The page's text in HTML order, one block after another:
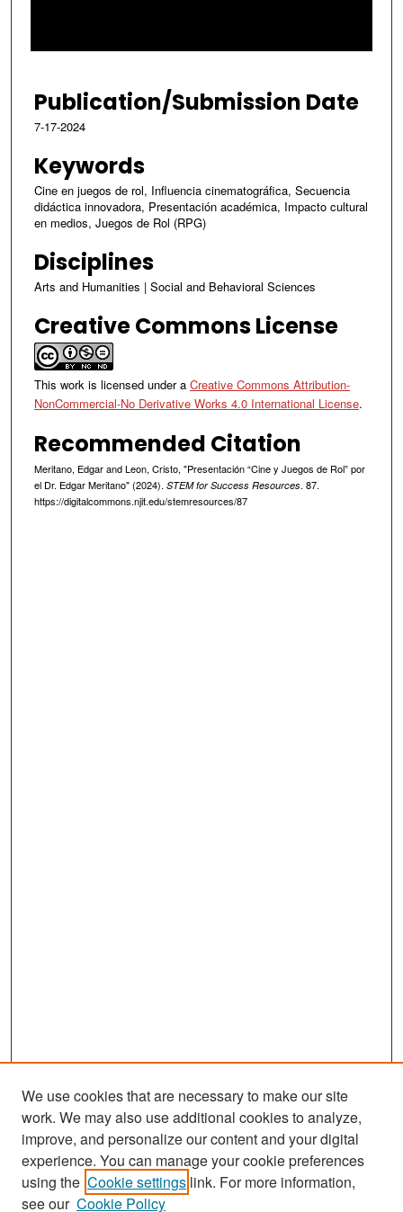
f
7
m
n
u
e
s
4
3
s
e
c
o
d
s
Publication/Submission Date
7-17-2024
Keywords
Cine en juegos de rol, Influencia cinematográfica, Secuencia
didáctica innovadora, Presentación académica, Impacto cultural
en medios, Juegos de Rol (RPG)
Disciplines
Arts and Humanities | Social and Behavioral Sciences
Creative Commons License
This work is licensed under a Creative Commons Attribution-
NonCommercial-No Derivative Works 4.0 International License.
Recommended Citation
Meritano, Edgar and Leon, Cristo, "Presentación “Cine y Juegos de Rol” por
el Dr. Edgar Meritano" (2024). STEM for Success Resources. 87.
https://digitalcommons.njit.edu/stemresources/87
We use cookies that are necessary to make our site
work. We may also use additional cookies to analyze,
improve, and personalize our content and your digital
experience. You can manage your cookie preferences
using the Cookie settings link. For more information,
see our Cookie Policy